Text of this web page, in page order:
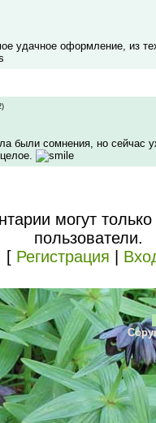
удачное оформление, из
были сомнения, но сейчас
могут
пользователи.
[ Регистрация